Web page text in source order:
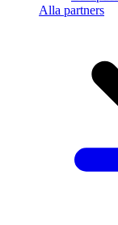
Alla partners